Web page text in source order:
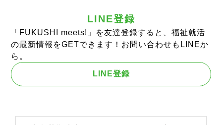
LINE登録
「FUKUSHI meets!」を友達登録すると、福祉就活
の最新情報をGETできます！お問い合わせもLINEか
ら。
LINE登録